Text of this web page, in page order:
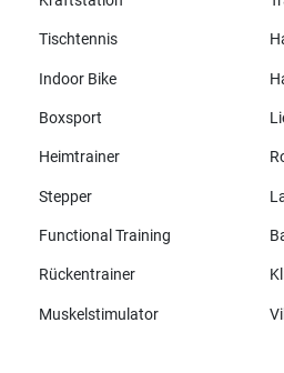
Tischtennis
Indoor Bike
Boxsport
Heimtrainer
Stepper
Functional Training
Rückentrainer
Muskelstimulator